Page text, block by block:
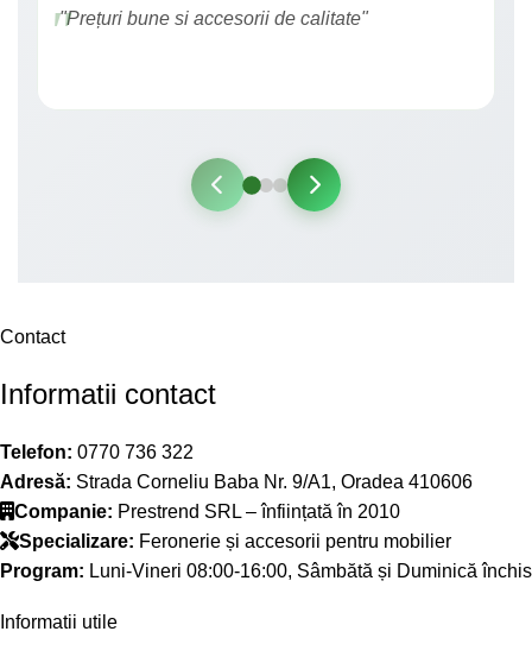
"Prețuri bune si accesorii de calitate"
Contact
Informatii contact
Telefon: 0770 736 322
Adresă: Strada Corneliu Baba Nr. 9/A1, Oradea 410606
Companie: Prestrend SRL – înființată în 2010
Specializare: Feronerie și accesorii pentru mobilier
Program: Luni-Vineri 08:00-16:00, Sâmbătă și Duminică închis
Informatii utile